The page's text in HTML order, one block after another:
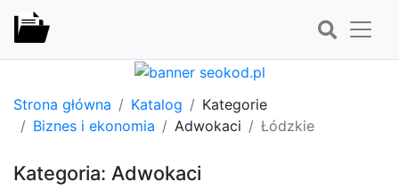
Strona główna Katalog
Kategorie
Biznes i ekonomia
Adwokaci Łódzkie
Kategoria: Adwokaci